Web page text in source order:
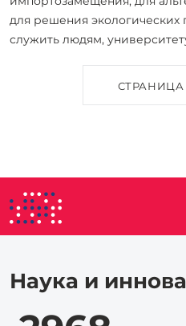
для решения
служить людям,
СТРАНИЦА
Наука и